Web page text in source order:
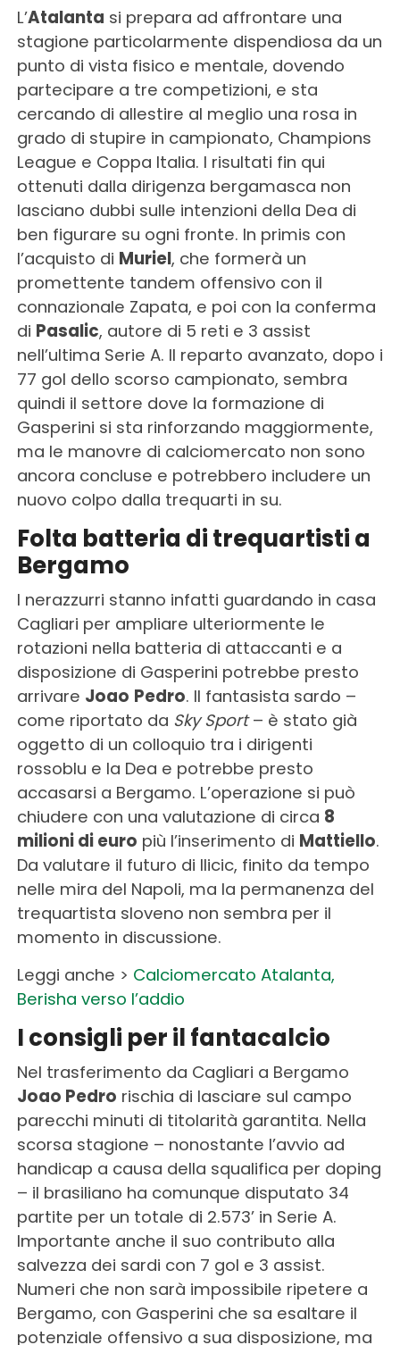
L’Atalanta si prepara ad affrontare una
stagione particolarmente dispendiosa da un
punto di vista fisico e mentale, dovendo
partecipare a tre competizioni, e sta
cercando di allestire al meglio una rosa in
grado di stupire in campionato, Champions
League e Coppa Italia. I risultati fin qui
ottenuti dalla dirigenza bergamasca non
lasciano dubbi sulle intenzioni della Dea di
ben figurare su ogni fronte. In primis con
l’acquisto di Muriel, che formerà un
promettente tandem offensivo con il
connazionale Zapata, e poi con la conferma
di Pasalic, autore di 5 reti e 3 assist
nell’ultima Serie A. Il reparto avanzato, dopo i
77 gol dello scorso campionato, sembra
quindi il settore dove la formazione di
Gasperini si sta rinforzando maggiormente,
ma le manovre di calciomercato non sono
ancora concluse e potrebbero includere un
nuovo colpo dalla trequarti in su.
Folta batteria di trequartisti a
Bergamo
I nerazzurri stanno infatti guardando in casa
Cagliari per ampliare ulteriormente le
rotazioni nella batteria di attaccanti e a
disposizione di Gasperini potrebbe presto
arrivare Joao Pedro. Il fantasista sardo –
come riportato da Sky Sport– è stato già
oggetto di un colloquio tra i dirigenti
rossoblu e la Dea e potrebbe presto
accasarsi a Bergamo. L’operazione si può
chiudere con una valutazione di circa 8
milioni di euro più l’inserimento di Mattiello.
Da valutare il futuro di Ilicic, finito da tempo
nelle mira del Napoli, ma la permanenza del
trequartista sloveno non sembra per il
momento in discussione.
Leggi anche > Calciomercato Atalanta,
Berisha verso l’addio
I consigli per il fantacalcio
Nel trasferimento da Cagliari a Bergamo
Joao Pedro rischia di lasciare sul campo
parecchi minuti di titolarità garantita. Nella
scorsa stagione – nonostante l’avvio ad
handicap a causa della squalifica per doping
– il brasiliano ha comunque disputato 34
partite per un totale di 2.573’ in Serie A.
Importante anche il suo contributo alla
salvezza dei sardi con 7 gol e 3 assist.
Numeri che non sarà impossibile ripetere a
Bergamo, con Gasperini che sa esaltare il
potenziale offensivo a sua disposizione, ma